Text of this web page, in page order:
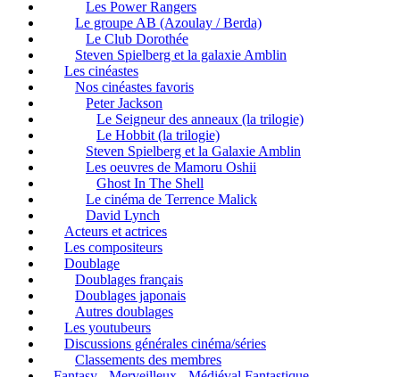
Les Power Rangers
Le groupe AB (Azoulay / Berda)
Le Club Dorothée
Steven Spielberg et la galaxie Amblin
Les cinéastes
Nos cinéastes favoris
Peter Jackson
Le Seigneur des anneaux (la trilogie)
Le Hobbit (la trilogie)
Steven Spielberg et la Galaxie Amblin
Les oeuvres de Mamoru Oshii
Ghost In The Shell
Le cinéma de Terrence Malick
David Lynch
Acteurs et actrices
Les compositeurs
Doublage
Doublages français
Doublages japonais
Autres doublages
Les youtubeurs
Discussions générales cinéma/séries
Classements des membres